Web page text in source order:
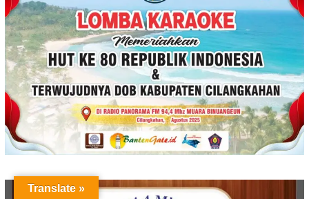
Translate »